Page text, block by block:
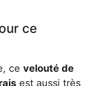
ce
ce velouté de
est aussi très